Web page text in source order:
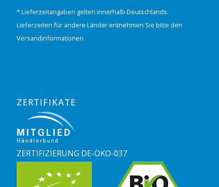
* Lieferzeitangaben gelten innerhalb Deutschlands.
Lieferzeiten für andere Länder entnehmen Sie bitte den
Versandinformationen
ZERTIFIKATE
ZERTIFIZIERUNG DE-ÖKO-037